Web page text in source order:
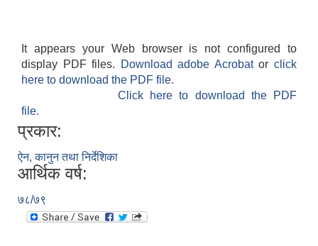
It appears your Web browser is not configured to
display PDF files.
Download adobe Acrobatorclick
here to download the PDF file.
Click here to download the PDF
file.
प्रकार:
ऐन, कानुन तथा निर्देशिका
आर्थिक वर्ष:
७८/७९